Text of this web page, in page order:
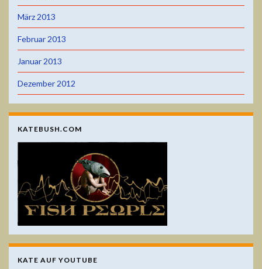
März 2013
Februar 2013
Januar 2013
Dezember 2012
KATEBUSH.COM
KATE AUF YOUTUBE